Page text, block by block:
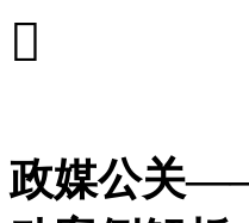

政媒公关